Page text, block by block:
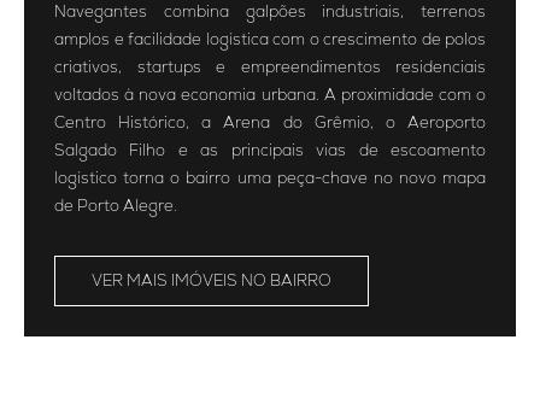
Navegantes combina galpões industriais, terrenos
amplos e facilidade logística com o crescimento de polos
criativos, startups e empreendimentos residenciais
voltados à nova economia urbana. A proximidade com o
Centro Histórico, a Arena do Grêmio, o Aeroporto
Salgado Filho e as principais vias de escoamento
logístico torna o bairro uma peça-chave no novo mapa
de Porto Alegre.
VER MAIS IMÓVEIS NO BAIRRO